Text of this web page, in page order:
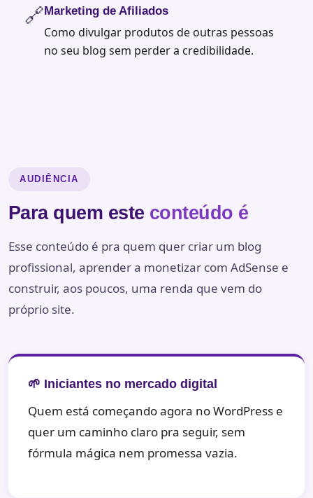
🔗 Marketing de Afiliados
Como divulgar produtos de outras pessoas
no seu blog sem perder a credibilidade.
AUDIÊNCIA
Para quem este conteúdo é
Esse conteúdo é pra quem quer criar um blog
profissional, aprender a monetizar com AdSense e
construir, aos poucos, uma renda que vem do
próprio site.
🌱 Iniciantes no mercado digital
Quem está começando agora no WordPress e
quer um caminho claro pra seguir, sem
fórmula mágica nem promessa vazia.